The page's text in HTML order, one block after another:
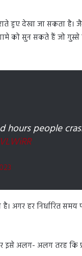
हुए देखा जा सकता
को सुन सकते हैं जो
hours people
है। अगर हर निर्धारित
अलग- अलग तरह कि